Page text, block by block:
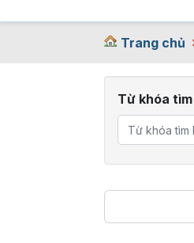
Trang chủ
Từ khóa